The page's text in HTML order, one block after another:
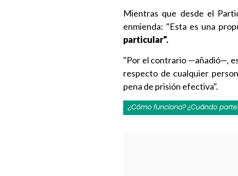
Mientras que desde el
enmienda: "Esta es una
particular".
"Por el contrario —añadió—,
respecto de cualquier
pena de prisión efectiva".